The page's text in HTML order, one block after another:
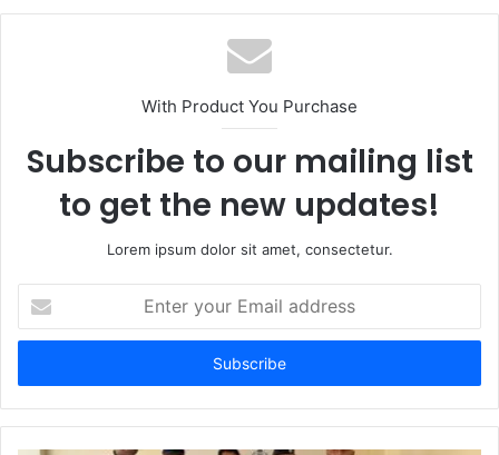
b
s
i
e
With Product You Purchase
Subscribe to our mailing list
to get the new updates!
Lorem ipsum dolor sit amet, consectetur.
t
r
y